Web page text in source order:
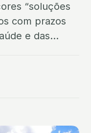
“soluções
com prazos
e das...